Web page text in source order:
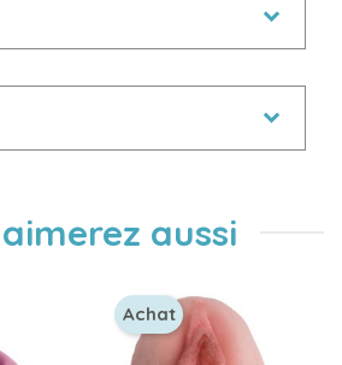
aussi
Achat